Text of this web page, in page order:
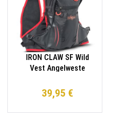
IRON CLAW SF Wild
Vest Angelweste
39,95 €